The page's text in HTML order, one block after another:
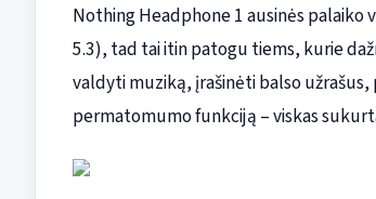
Nothing Headphone 1 ausinės
5.3), tad tai itin patogu tiems, kurie
valdyti muziką, įrašinėti balso
permatomumo funkciją – viskas